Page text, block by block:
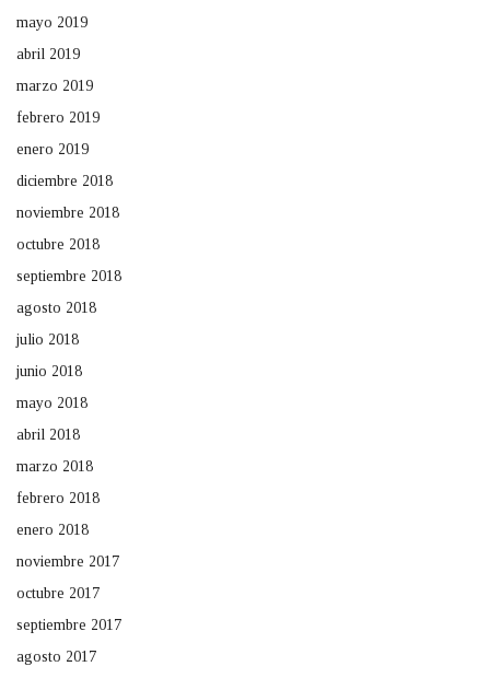
mayo 2019
abril 2019
marzo 2019
febrero 2019
enero 2019
diciembre 2018
noviembre 2018
octubre 2018
septiembre 2018
agosto 2018
julio 2018
junio 2018
mayo 2018
abril 2018
marzo 2018
febrero 2018
enero 2018
noviembre 2017
octubre 2017
septiembre 2017
agosto 2017